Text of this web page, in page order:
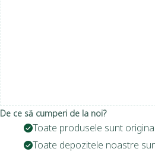
De ce să cumperi de la noi?
Toate produsele sunt
Toate depozitele noastre